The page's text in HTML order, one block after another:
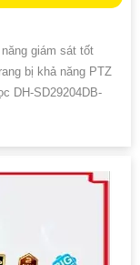
giám sát tốt
bị khả năng PTZ
DH-SD29204DB-